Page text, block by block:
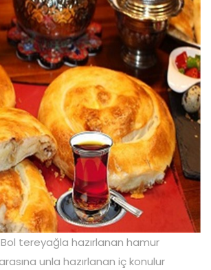
Bol tereyağla hazırlanan hamur
unla hazırlanan iç konulur